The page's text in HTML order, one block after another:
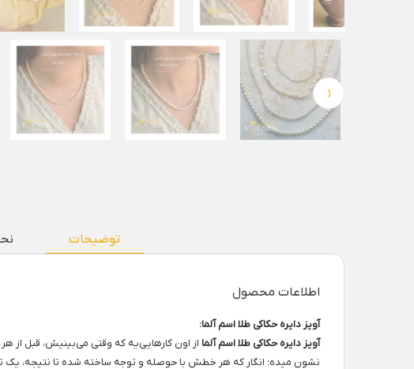
‹
توضیحات
اطلاعات محصول
آویز دایره حکاکی طلا اسم آلما:
آویز دایره حکاکی طلا اسم آلما از اون کارهایی‌یه که وقتی می‌بینیش، قبل
نشون میده؛ انگار که هر خطش با حوصله و توجه ساخته شده تا نتیجه، یک